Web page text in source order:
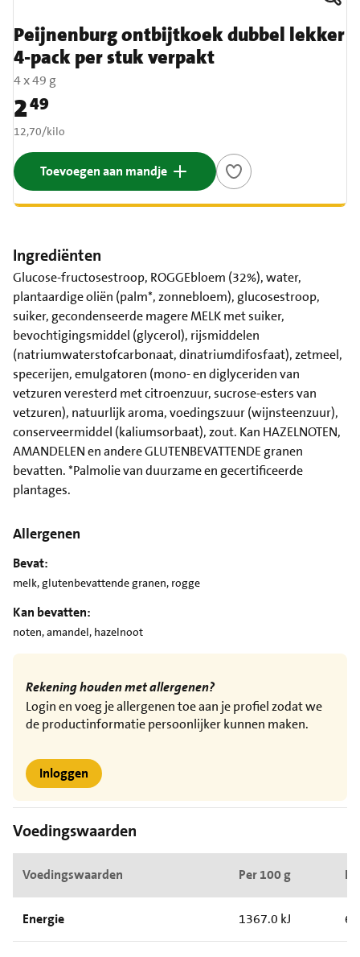
Peijnenburg ontbijtkoek dubbel lekker
4-pack per stuk verpakt
4 x 49 g
Prijs: € 2,49
249
€ 12,70 per kilo
12,70/kilo
Toevoegen aan mandje
Ingrediënten
Glucose-fructosestroop, ROGGEbloem (32%), water,
plantaardige oliën (palm*, zonnebloem), glucosestroop,
suiker, gecondenseerde magere MELK met suiker,
bevochtigingsmiddel (glycerol), rijsmiddelen
(natriumwaterstofcarbonaat, dinatriumdifosfaat), zetmeel,
specerijen, emulgatoren (mono- en diglyceriden van
vetzuren veresterd met citroenzuur, sucrose-esters van
vetzuren), natuurlijk aroma, voedingszuur (wijnsteenzuur),
conserveermiddel (kaliumsorbaat), zout. Kan HAZELNOTEN,
AMANDELEN en andere GLUTENBEVATTENDE granen
bevatten. *Palmolie van duurzame en gecertificeerde
plantages.
Allergenen
Bevat:
melk, glutenbevattende granen, rogge
Kan bevatten:
noten, amandel, hazelnoot
Rekening houden met allergenen?
Login en voeg je allergenen toe aan je profiel zodat we
de productinformatie persoonlijker kunnen maken.
Inloggen
Voedingswaarden
Voedingswaarden Per 100 g
Energie 1367.0 kJ